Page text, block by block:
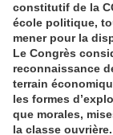
constitutif de la
école politique,
mener pour la
Le Congrès
reconnaissance
terrain
les formes
que morales,
la classe ouvrière.